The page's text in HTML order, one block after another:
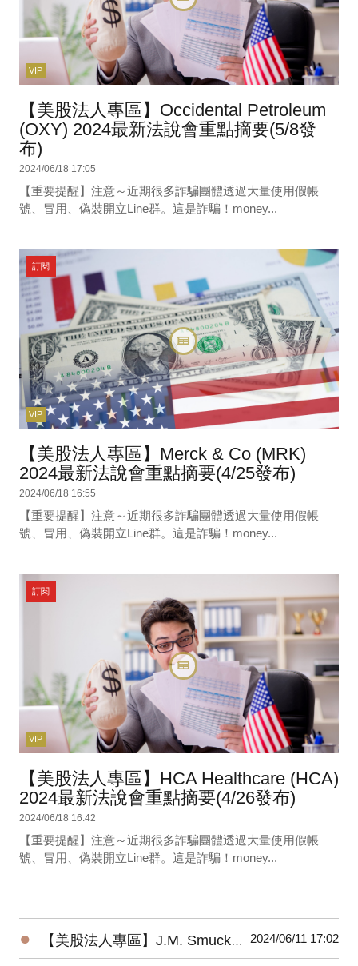
VIP
【美股法人專區】Occidental Petroleum
(OXY) 2024最新法說會重點摘要(5/8發
布)
2024/06/18 17:05
【重要提醒】注意～近期很多詐騙團體透過大量使用假帳
號、冒用、偽裝開立Line群。這是詐騙！money...
VIP
訂閱
【美股法人專區】Merck & Co (MRK)
2024最新法說會重點摘要(4/25發布)
2024/06/18 16:55
【重要提醒】注意～近期很多詐騙團體透過大量使用假帳
號、冒用、偽裝開立Line群。這是詐騙！money...
VIP
訂閱
【美股法人專區】HCA Healthcare (HCA)
2024最新法說會重點摘要(4/26發布)
2024/06/18 16:42
【重要提醒】注意～近期很多詐騙團體透過大量使用假帳
號、冒用、偽裝開立Line群。這是詐騙！money...
● 【美股法人專區】J.M. Smucker Company (SJM) 2024最新法說會重點摘要(6/6發布) 2024/06/11 17:02